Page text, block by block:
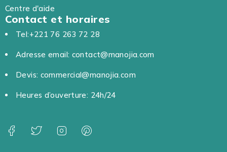
Centre d'aide
Contact et horaires
Tel:+221 76 263 72 28
Adresse email: contact@manojia.com
Devis: commercial@manojia.com
Heures d’ouverture: 24h/24